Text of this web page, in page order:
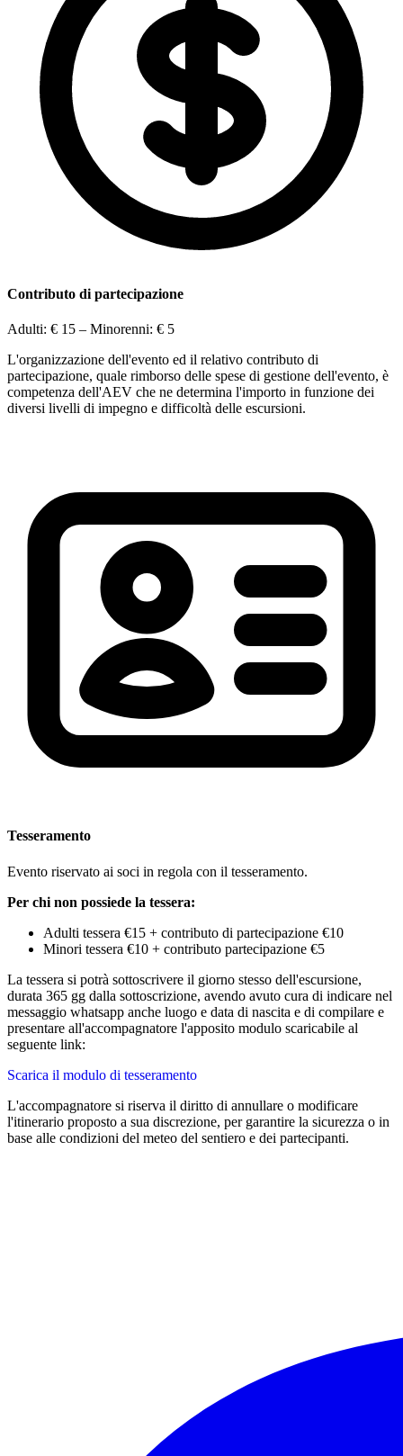
Contributo di partecipazione
Adulti: € 15 – Minorenni: € 5
L'organizzazione dell'evento ed il relativo contributo di
partecipazione, quale rimborso delle spese di gestione dell'evento, è
competenza dell'AEV che ne determina l'importo in funzione dei
diversi livelli di impegno e difficoltà delle escursioni.
Tesseramento
Evento riservato ai soci in regola con il tesseramento.
Per chi non possiede la tessera:
Adulti tessera €15 + contributo di partecipazione €10
Minori tessera €10 + contributo partecipazione €5
La tessera si potrà sottoscrivere il giorno stesso dell'escursione,
durata 365 gg dalla sottoscrizione, avendo avuto cura di indicare nel
messaggio whatsapp anche luogo e data di nascita e di compilare e
presentare all'accompagnatore l'apposito modulo scaricabile al
seguente link:
Scarica il modulo di tesseramento
L'accompagnatore si riserva il diritto di annullare o modificare
l'itinerario proposto a sua discrezione, per garantire la sicurezza o in
base alle condizioni del meteo del sentiero e dei partecipanti.